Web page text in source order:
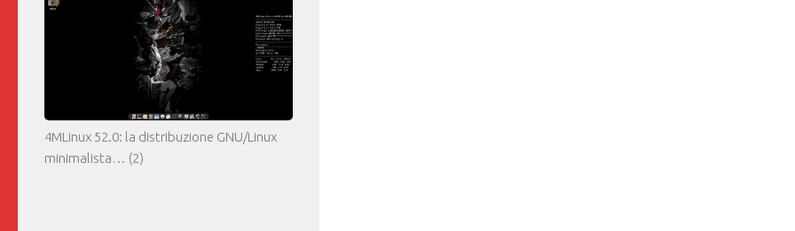
4MLinux 52.0: la distribuzione GNU/Linux
minimalista… (2)